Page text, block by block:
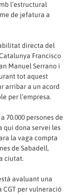
l’estructural
de jefatura a
directa del
Francisco
Manuel Serrano i
tot aquest
arribar a un acord
per l’empresa.
70.000 persones de
qui dona servei les
la vaga compta
de Sabadell,
ciutat.
avaluant una
CGT per vulneració